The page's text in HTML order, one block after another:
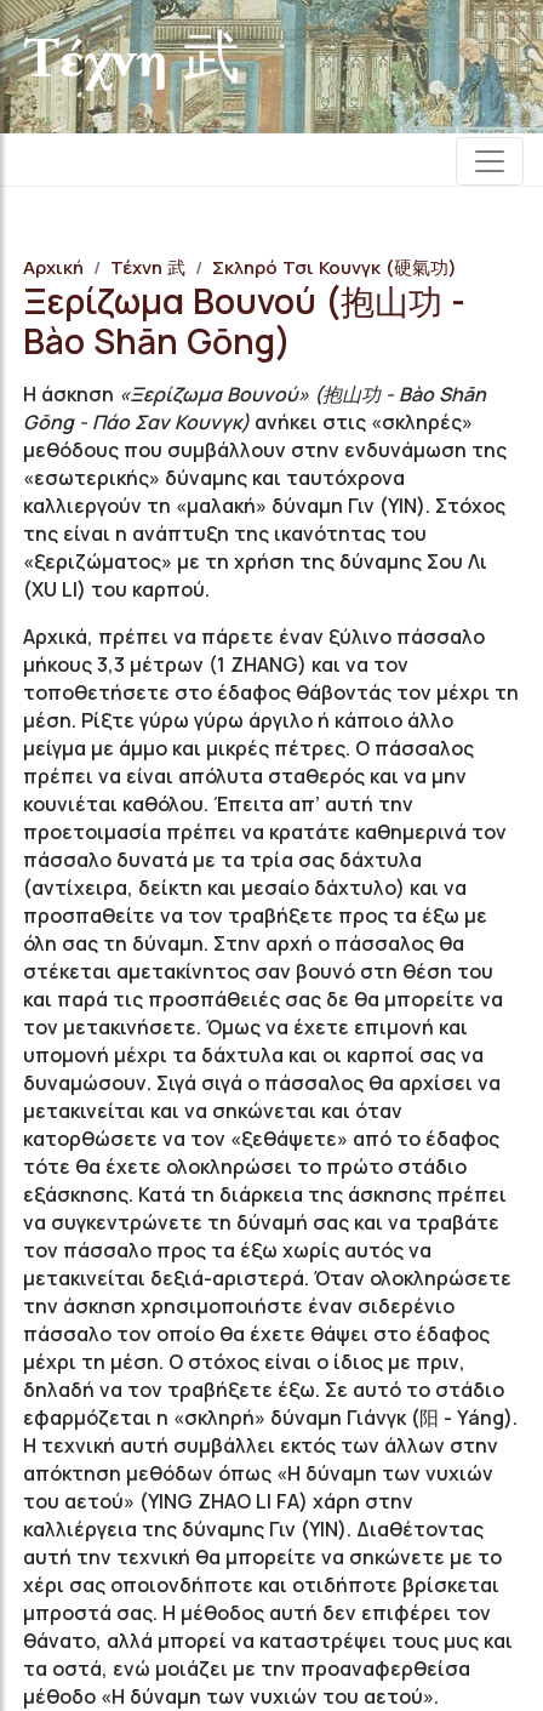
Τέχνη 武
Αρχική Τέχνη 武 Σκληρό Τσι Κουνγκ (硬氣功)
Ξερίζωμα Βουνού (抱山功 -
Bào Shān Gōng)
Η άσκηση «Ξερίζωμα Βουνού» (抱山功 - Bào Shān
Gōng - Πάο Σαν Κουνγκ) ανήκει στις «σκληρές»
μεθόδους που συμβάλλουν στην ενδυνάμωση της
«εσωτερικής» δύναμης και ταυτόχρονα
καλλιεργούν τη «μαλακή» δύναμη Γιν (YIN). Στόχος
της είναι η ανάπτυξη της ικανότητας του
«ξεριζώματος» με τη χρήση της δύναμης Σου Λι
(XU LI) του καρπού.
Αρχικά, πρέπει να πάρετε έναν ξύλινο πάσσαλο
μήκους 3,3 μέτρων (1 ZHANG) και να τον
τοποθετήσετε στο έδαφος θάβοντάς τον μέχρι τη
μέση. Ρίξτε γύρω γύρω άργιλο ή κάποιο άλλο
μείγμα με άμμο και μικρές πέτρες. Ο πάσσαλος
πρέπει να είναι απόλυτα σταθερός και να μην
κουνιέται καθόλου. Έπειτα απ’ αυτή την
προετοιμασία πρέπει να κρατάτε καθημερινά τον
πάσσαλο δυνατά με τα τρία σας δάχτυλα
(αντίχειρα, δείκτη και μεσαίο δάχτυλο) και να
προσπαθείτε να τον τραβήξετε προς τα έξω με
όλη σας τη δύναμη. Στην αρχή ο πάσσαλος θα
στέκεται αμετακίνητος σαν βουνό στη θέση του
και παρά τις προσπάθειές σας δε θα μπορείτε να
τον μετακινήσετε. Όμως να έχετε επιμονή και
υπομονή μέχρι τα δάχτυλα και οι καρποί σας να
δυναμώσουν. Σιγά σιγά ο πάσσαλος θα αρχίσει να
μετακινείται και να σηκώνεται και όταν
κατορθώσετε να τον «ξεθάψετε» από το έδαφος
τότε θα έχετε ολοκληρώσει το πρώτο στάδιο
εξάσκησης. Κατά τη διάρκεια της άσκησης πρέπει
να συγκεντρώνετε τη δύναμή σας και να τραβάτε
τον πάσσαλο προς τα έξω χωρίς αυτός να
μετακινείται δεξιά-αριστερά. Όταν ολοκληρώσετε
την άσκηση χρησιμοποιήστε έναν σιδερένιο
πάσσαλο τον οποίο θα έχετε θάψει στο έδαφος
μέχρι τη μέση. Ο στόχος είναι ο ίδιος με πριν,
δηλαδή να τον τραβήξετε έξω. Σε αυτό το στάδιο
εφαρμόζεται η «σκληρή» δύναμη Γιάνγκ (阳 - Yáng).
Η τεχνική αυτή συμβάλλει εκτός των άλλων στην
απόκτηση μεθόδων όπως «Η δύναμη των νυχιών
του αετού» (YING ZHAO LI FA) χάρη στην
καλλιέργεια της δύναμης Γιν (YIN). Διαθέτοντας
αυτή την τεχνική θα μπορείτε να σηκώνετε με το
χέρι σας οποιονδήποτε και οτιδήποτε βρίσκεται
μπροστά σας. Η μέθοδος αυτή δεν επιφέρει τον
θάνατο, αλλά μπορεί να καταστρέψει τους μυς και
τα οστά, ενώ μοιάζει με την προαναφερθείσα
μέθοδο «Η δύναμη των νυχιών του αετού».